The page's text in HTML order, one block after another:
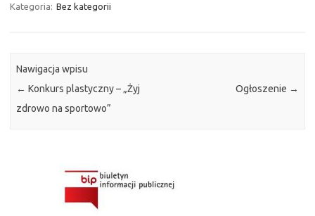
Kategoria: Bez kategorii
Nawigacja wpisu
← Konkurs plastyczny – „Żyj
zdrowo na sportowo”
Ogłoszenie →